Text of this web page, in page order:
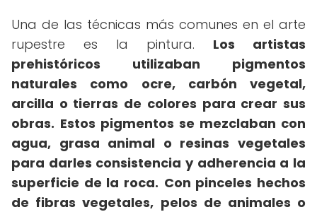
Una de las técnicas más comunes en el arte
rupestre es la pintura. Los artistas
prehistóricos utilizaban pigmentos
naturales como ocre, carbón vegetal,
arcilla o tierras de colores para crear sus
obras. Estos pigmentos se mezclaban con
agua, grasa animal o resinas vegetales
para darles consistencia y adherencia a la
superficie de la roca. Con pinceles hechos
de fibras vegetales, pelos de animales o